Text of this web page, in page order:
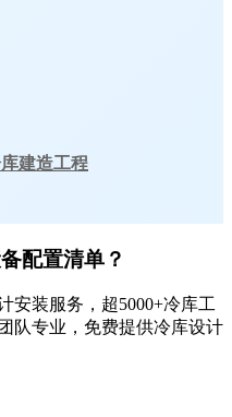
建造工程
配置清单？
安装服务，超5000+冷库工
队专业，免费提供冷库设计